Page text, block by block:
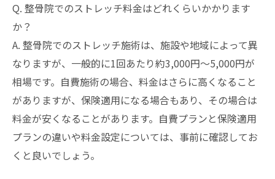
Q. 整骨院でのストレッチ料金はどれくらいかかります
か？
A. 整骨院でのストレッチ施術は、施設や地域によって異
なりますが、一般的に1回あたり約3,000円～5,000円が
相場です。自費施術の場合、料金はさらに高くなること
がありますが、保険適用になる場合もあり、その場合は
料金が安くなることがあります。自費プランと保険適用
プランの違いや料金設定については、事前に確認してお
くと良いでしょう。